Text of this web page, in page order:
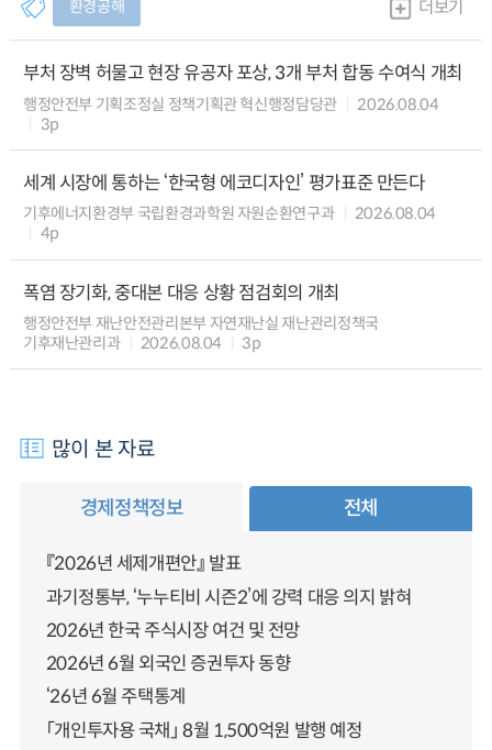
환경공해 더보기
부처 장벽 허물고 현장 유공자 포상, 3개 부처 합동 수여식 개최
행정안전부 기획조정실 정책기획관 혁신행정담당관
2026.08.04
3p
세계 시장에 통하는 ‘한국형 에코디자인’ 평가표준 만든다
기후에너지환경부 국립환경과학원 자원순환연구과
2026.08.04
4p
폭염 장기화, 중대본 대응 상황 점검회의 개최
행정안전부 재난안전관리본부 자연재난실 재난관리정책국
기후재난관리과
2026.08.04 3p
많이 본 자료
경제정책정보 전체
『2026년 세제개편안』 발표
과기정통부, ‘누누티비 시즌2’에 강력 대응 의지 밝혀
2026년 한국 주식시장 여건 및 전망
2026년 6월 외국인 증권투자 동향
‘26년 6월 주택통계
「개인투자용 국채」 8월 1,500억원 발행 예정